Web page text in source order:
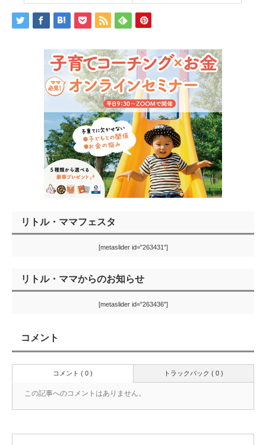
リトル・ママフェスタ
[metaslider id="263431"]
リトル・ママからのお知らせ
[metaslider id="263436"]
コメント
トラックバック ( 0 )
コメント ( 0 )
この記事へのコメントはありません。